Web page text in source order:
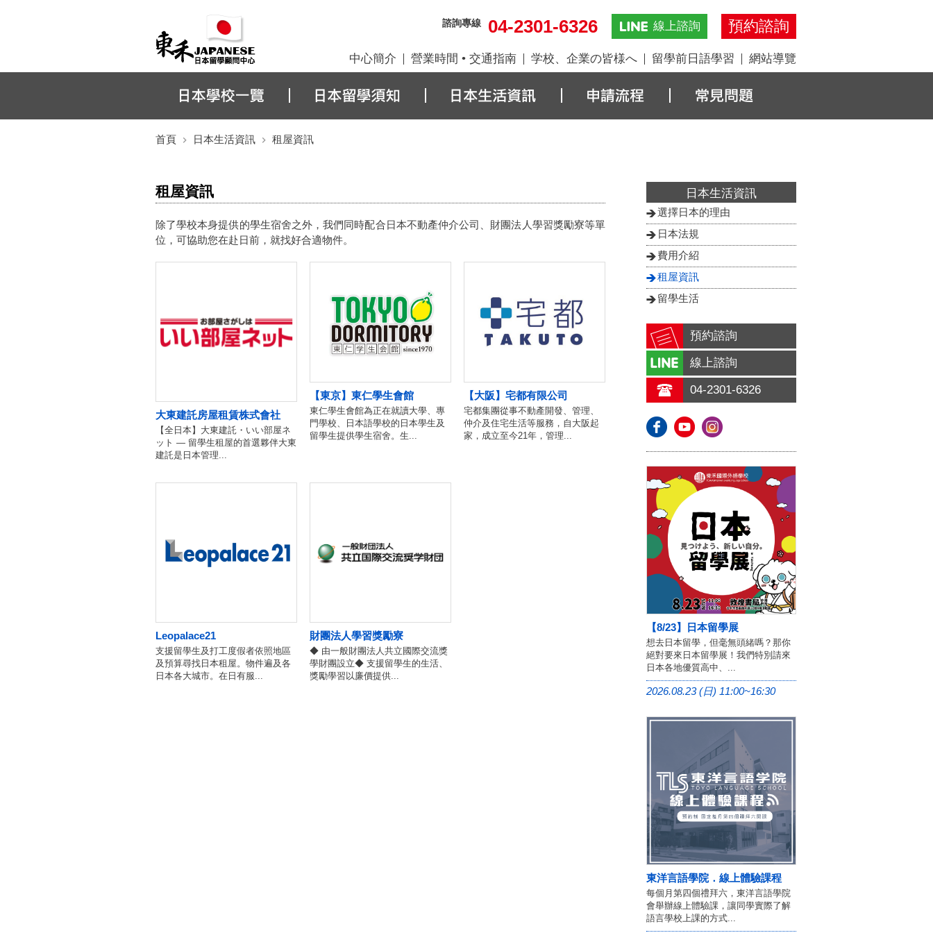
諮詢專線 04-2301-6326 線上諮詢 預約諮詢
中心簡介 營業時間 • 交通指南 学校、企業の皆様へ 留學前日語學習 網站導覽
首頁 日本生活資訊 租屋資訊
租屋資訊
除了學校本身提供的學生宿舍之外，我們同時配合日本不動產仲介公司、財團法人學習獎勵寮等單
位，可協助您在赴日前，就找好合適物件。
大東建託房屋租賃株式會社
【全日本】大東建託・いい部屋ネ
ット — 留學生租屋的首選夥伴大東
建託是日本管理...
【東京】東仁學生會館
東仁學生會館為正在就讀大學、專
門學校、日本語學校的日本學生及
留學生提供學生宿舍。生...
【大阪】宅都有限公司
宅都集團從事不動產開發、管理、
仲介及住宅生活等服務，自大阪起
家，成立至今21年，管理...
Leopalace21
支援留學生及打工度假者依照地區
及預算尋找日本租屋。物件遍及各
日本各大城市。在日有服...
財團法人學習獎勵寮
◆ 由一般財團法人共立國際交流獎
學財團設立◆ 支援留學生的生活、
獎勵學習以廉價提供...
日本生活資訊
選擇日本的理由
日本法規
費用介紹
租屋資訊
留學生活
預約諮詢
線上諮詢
04-2301-6326
【8/23】日本留學展
想去日本留學，但毫無頭緒嗎？那你
絕對要來日本留學展！我們特別請來
日本各地優質高中、...
2026.08.23 (日) 11:00~16:30
東洋言語學院．線上體驗課程
每個月第四個禮拜六，東洋言語學院
會舉辦線上體驗課，讓同學實際了解
語言學校上課的方式...